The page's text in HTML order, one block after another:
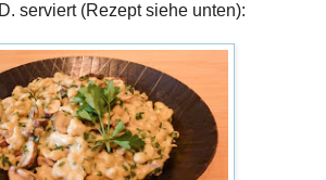
serviert (Rezept siehe unten):